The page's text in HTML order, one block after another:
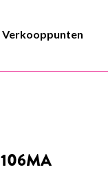
Verkooppunten
106MA